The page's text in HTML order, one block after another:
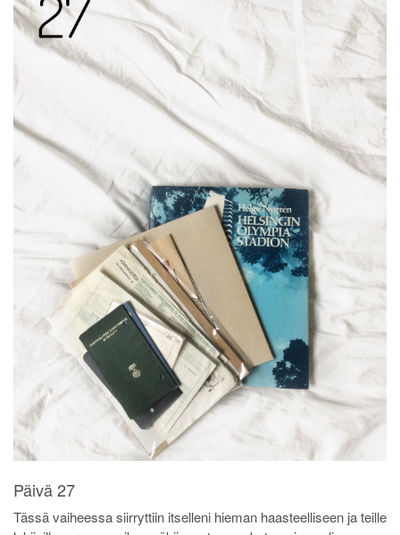
Päivä 27
Tässä vaiheessa siirryttiin itselleni hieman haasteelliseen ja teille